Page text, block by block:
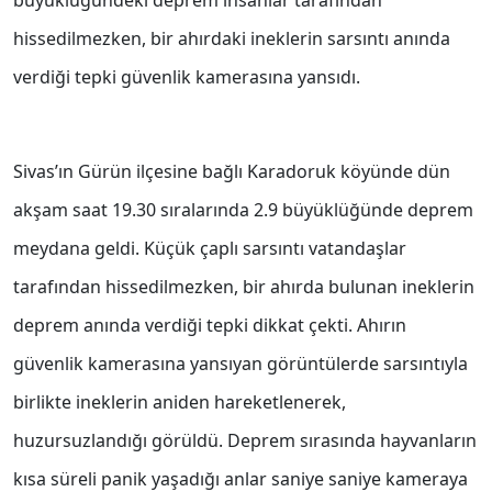
hissedilmezken, bir ahırdaki ineklerin sarsıntı anında
verdiği tepki güvenlik kamerasına yansıdı.
Sivas’ın Gürün ilçesine bağlı Karadoruk köyünde dün
akşam saat 19.30 sıralarında 2.9 büyüklüğünde deprem
meydana geldi. Küçük çaplı sarsıntı vatandaşlar
tarafından hissedilmezken, bir ahırda bulunan ineklerin
deprem anında verdiği tepki dikkat çekti. Ahırın
güvenlik kamerasına yansıyan görüntülerde sarsıntıyla
birlikte ineklerin aniden hareketlenerek,
huzursuzlandığı görüldü. Deprem sırasında hayvanların
kısa süreli panik yaşadığı anlar saniye saniye kameraya